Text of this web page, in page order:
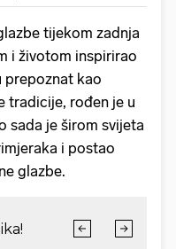
tijekom zadnja
i životom inspirirao
prepoznat kao
tradicije, rođen je u
sada je širom svijeta
i postao
glazbe.